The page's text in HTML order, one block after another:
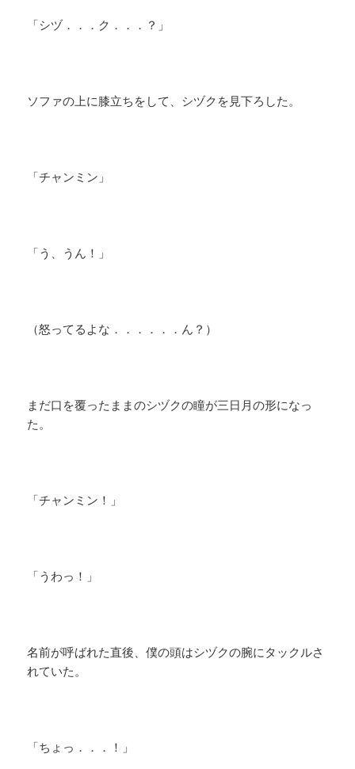
「シヅ．．．ク．．．？」
ソファの上に膝立ちをして、シヅクを見下ろした。
「チャンミン」
「う、うん！」
（怒ってるよな．．．．．．ん？）
まだ口を覆ったままのシヅクの瞳が三日月の形になっ
た。
「チャンミン！」
「うわっ！」
名前が呼ばれた直後、僕の頭はシヅクの腕にタックルさ
れていた。
​「ちょっ．．．！」